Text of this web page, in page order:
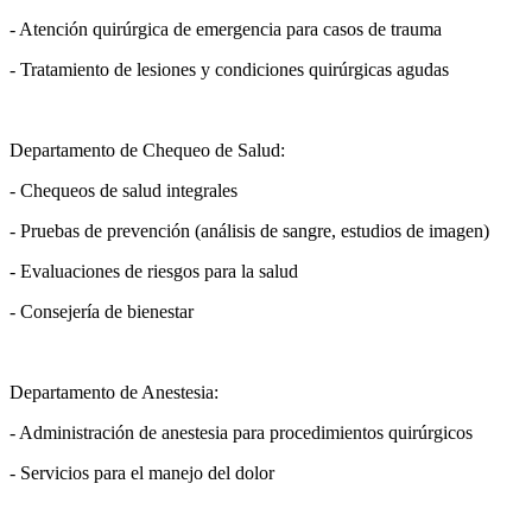
- Atención quirúrgica de emergencia para casos de trauma
- Tratamiento de lesiones y condiciones quirúrgicas agudas
Departamento de Chequeo de Salud:
- Chequeos de salud integrales
- Pruebas de prevención (análisis de sangre, estudios de imagen)
- Evaluaciones de riesgos para la salud
- Consejería de bienestar
Departamento de Anestesia:
- Administración de anestesia para procedimientos quirúrgicos
- Servicios para el manejo del dolor